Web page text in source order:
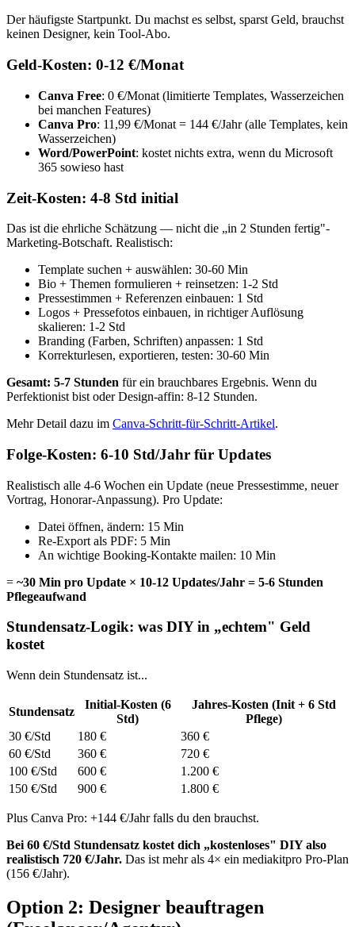
Der häufigste Startpunkt. Du machst es selbst, sparst Geld, brauchst
keinen Designer, kein Tool-Abo.
Geld-Kosten: 0-12 €/Monat
Canva Free: 0 €/Monat (limitierte Templates, Wasserzeichen
bei manchen Features)
Canva Pro: 11,99 €/Monat = 144 €/Jahr (alle Templates, kein
Wasserzeichen)
Word/PowerPoint: kostet nichts extra, wenn du Microsoft
365 sowieso hast
Zeit-Kosten: 4-8 Std initial
Das ist die ehrliche Schätzung — nicht die „in 2 Stunden fertig"-
Marketing-Botschaft. Realistisch:
Template suchen + auswählen: 30-60 Min
Bio + Themen formulieren + reinsetzen: 1-2 Std
Pressestimmen + Referenzen einbauen: 1 Std
Logos + Pressefotos einbauen, in richtiger Auflösung
skalieren: 1-2 Std
Branding (Farben, Schriften) anpassen: 1 Std
Korrekturlesen, exportieren, testen: 30-60 Min
Gesamt: 5-7 Stunden für ein brauchbares Ergebnis. Wenn du
Perfektionist bist oder Design-affin: 8-12 Stunden.
Mehr Detail dazu im Canva-Schritt-für-Schritt-Artikel.
Folge-Kosten: 6-10 Std/Jahr für Updates
Realistisch alle 4-6 Wochen ein Update (neue Pressestimme, neuer
Vortrag, Honorar-Anpassung). Pro Update:
Datei öffnen, ändern: 15 Min
Re-Export als PDF: 5 Min
An wichtige Booking-Kontakte mailen: 10 Min
= ~30 Min pro Update × 10-12 Updates/Jahr = 5-6 Stunden
Pflegeaufwand
Stundensatz-Logik: was DIY in „echtem" Geld
kostet
Wenn dein Stundensatz ist...
Stundensatz
Initial-Kosten (6
Std)
Jahres-Kosten (Init + 6 Std
Pflege)
30 €/Std
180 €
360 €
60 €/Std
360 €
720 €
100 €/Std
600 €
1.200 €
150 €/Std
900 € 1.800 €
Plus Canva Pro: +144 €/Jahr falls du den brauchst.
Bei 60 €/Std Stundensatz kostet dich „kostenloses" DIY also
realistisch 720 €/Jahr. Das ist mehr als 4× ein mediakitpro Pro-Plan
(156 €/Jahr).
Option 2: Designer beauftragen